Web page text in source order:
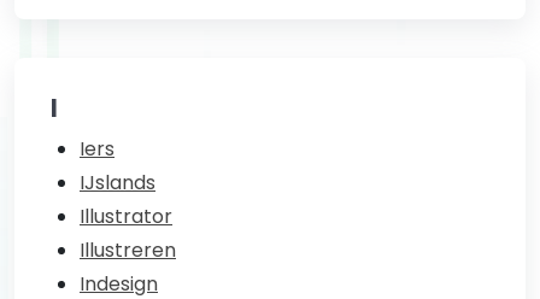
I
Iers
IJslands
Illustrator
Illustreren
Indesign